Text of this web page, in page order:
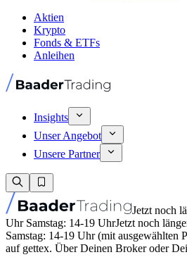
Aktien
Krypto
Fonds & ETFs
Anleihen
Insights
Unser Angebot
Unsere Partner
Jetzt noch
Uhr Samstag: 14-19 UhrJetzt noch
Samstag: 14-19 Uhr (mit ausgewählten
auf gettex. Über Deinen Broker oder